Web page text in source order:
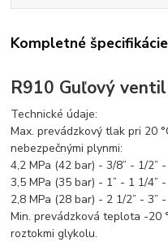
Kompletné špecifikácie
R910 Guľový
Technické údaje:
Max. prevádzkový tlak pri 20
nebezpečnými plynmi:
4,2 MPa (42 bar) - 3/8” - 1/2” -
3,5 MPa (35 bar) - 1” - 1 1/4”
2,8 MPa (28 bar) - 2 1/2” - 3” -
Min. prevádzková teplota -20
roztokmi glykolu.